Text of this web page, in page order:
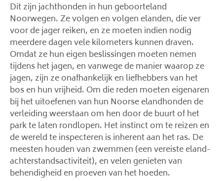
Dit zijn jachthonden in hun geboorteland
Noorwegen. Ze volgen en volgen elanden, die ver
voor de jager reiken, en ze moeten indien nodig
meerdere dagen vele kilometers kunnen draven.
Omdat ze hun eigen beslissingen moeten nemen
tijdens het jagen, en vanwege de manier waarop ze
jagen, zijn ze onafhankelijk en liefhebbers van het
bos en hun vrijheid. Om die reden moeten eigenaren
bij het uitoefenen van hun Noorse elandhonden de
verleiding weerstaan ​​om hen door de buurt of het
park te laten rondlopen. Het instinct om te reizen en
de wereld te inspecteren is inherent aan het ras. De
meesten houden van zwemmen (een vereiste eland-
achterstandsactiviteit), en velen genieten van
behendigheid en proeven van het hoeden.